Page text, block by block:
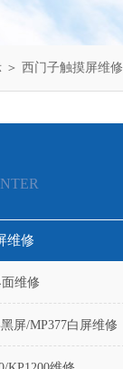
＞ 西门子触摸屏维修
维修
维修
屏/MP377白屏维修